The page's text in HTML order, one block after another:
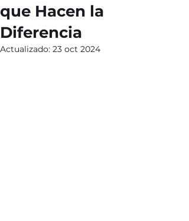
que Hacen la
Diferencia
Actualizado: 23 oct 2024